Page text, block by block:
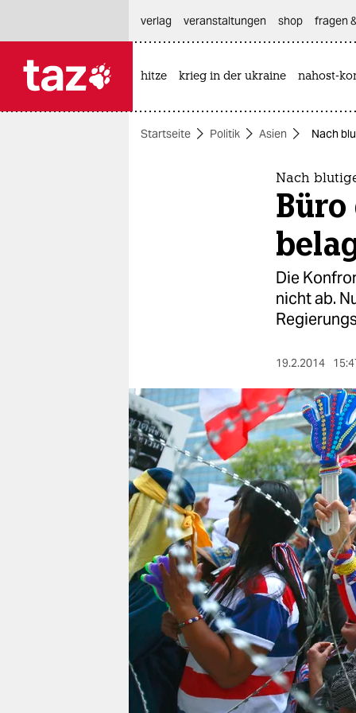
themen
nord
wahrheit
verlag
verlag
veranstaltungen
shop
fragen & hilfe
unterstützen
genossenschaft
verlag
veranstaltungen shop fragen
hitze krieg in der ukraine nahost-
Startseite Politik Asien Nach
Nach
Die
nicht ab.
19.2.2014